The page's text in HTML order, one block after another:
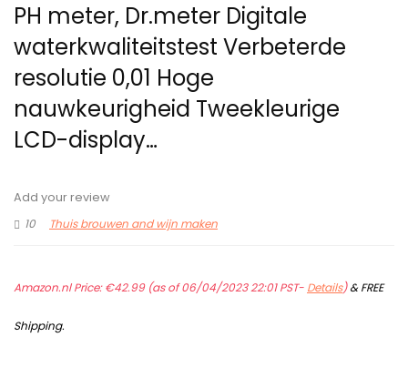
PH meter, Dr.meter Digitale
waterkwaliteitstest Verbeterde
resolutie 0,01 Hoge
nauwkeurigheid Tweekleurige
LCD-display…
Add your review
10
Thuis brouwen and wijn maken
Amazon.nl Price:€42.99(as of 06/04/2023 22:01 PST- Details)&FREE
Shipping.